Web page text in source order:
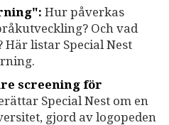
Hur påverkas
Och vad
listar Special Nest
screening för
Special Nest om en
gjord av logopeden